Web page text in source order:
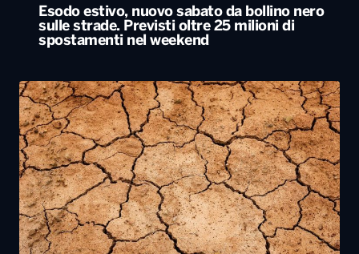
Esodo estivo, nuovo sabato da bollino nero
sulle strade. Previsti oltre 25 milioni di
spostamenti nel weekend